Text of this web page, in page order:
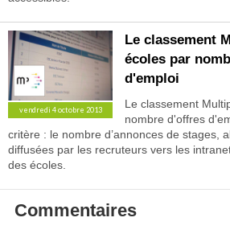
vendredi 4 octobre 2013
Le classement
écoles par
d'emploi
Le classement
nombre d'offres
critère : le nombre d’annonces de stages,
diffusées par les recruteurs vers les
des écoles.
Commentaires